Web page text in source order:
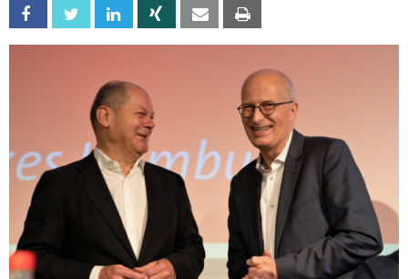
Facebook Twitter Linkedin Xing Email